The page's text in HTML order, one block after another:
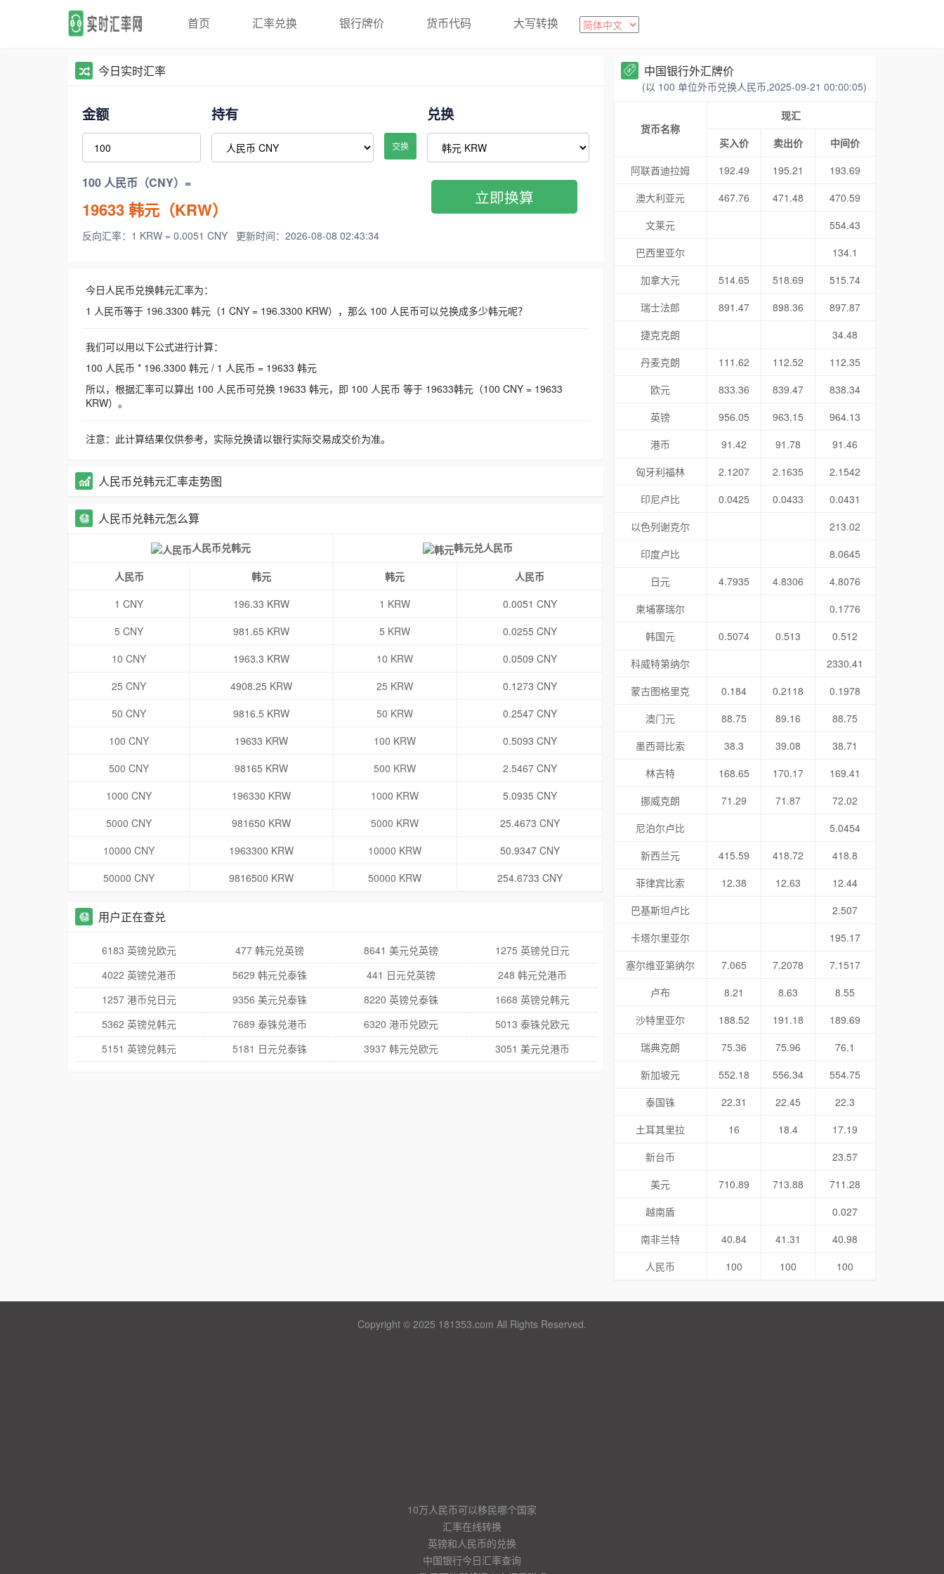
首页 汇率兑换 银行牌价 货币代码 大写转换
今日实时汇率
金额 持有
交换
兑换
100 人民币（CNY）=
19633韩元（KRW）
反向汇率：1 KRW = 0.0051 CNY 更新时间：2026-08-08 02:43:34
立即换算
今日人民币兑换韩元汇率为：
1 人民币等于 196.3300 韩元（1 CNY = 196.3300 KRW），那么 100 人民币可以兑换成多少韩元呢？
我们可以用以下公式进行计算：
100 人民币 * 196.3300 韩元 / 1 人民币 = 19633 韩元
所以，根据汇率可以算出 100 人民币可兑换 19633 韩元，即 100 人民币 等于 19633韩元（100 CNY = 19633
KRW）。
注意：此计算结果仅供参考，实际兑换请以银行实际交易成交价为准。
人民币兑韩元汇率走势图
人民币兑韩元怎么算
人民币兑韩元 韩元兑人民币
人民币 韩元 韩元
人民币
1 CNY
196.33 KRW 1 KRW
0.0051 CNY
5 CNY
981.65 KRW 5 KRW
0.0255 CNY
10 CNY
1963.3 KRW 10 KRW
0.0509 CNY
25 CNY
4908.25 KRW 25 KRW
0.1273 CNY
50 CNY
9816.5 KRW 50 KRW
0.2547 CNY
100 CNY
19633 KRW 100 KRW
0.5093 CNY
500 CNY
98165 KRW 500 KRW
2.5467 CNY
1000 CNY
196330 KRW 1000 KRW
5.0935 CNY
5000 CNY
981650 KRW 5000 KRW
25.4673 CNY
10000 CNY
1963300 KRW 10000 KRW
50.9347 CNY
50000 CNY
9816500 KRW 50000 KRW 254.6733 CNY
用户正在查兑
6183 英镑兑欧元 477 韩元兑英镑 8641 美元兑英镑
1275 英镑兑日元
4022 英镑兑港币
5629 韩元兑泰铢 441 日元兑英镑
248 韩元兑港币
1257 港币兑日元
9356 美元兑泰铢 8220 英镑兑泰铢
1668 英镑兑韩元
5362 英镑兑韩元
7689 泰铢兑港币 6320 港币兑欧元
5013 泰铢兑欧元
5151 英镑兑韩元
5181 日元兑泰铢 3937 韩元兑欧元 3051 美元兑港币
中国银行外汇牌价
(以 100 单位外币兑换人民币,2025-09-21 00:00:05)
货币名称
现汇
买入价
卖出价
中间价
阿联酋迪拉姆
192.49 195.21
193.69
澳大利亚元
467.76 471.48
470.59
文莱元
554.43
巴西里亚尔
134.1
加拿大元
514.65 518.69
515.74
瑞士法郎
891.47 898.36
897.87
捷克克朗
34.48
丹麦克朗
111.62 112.52
112.35
欧元
833.36 839.47
838.34
英镑
956.05 963.15
964.13
港币
91.42 91.78
91.46
匈牙利福林
2.1207 2.1635
2.1542
印尼卢比
0.0425 0.0433
0.0431
以色列谢克尔
213.02
印度卢比
8.0645
日元
4.7935 4.8306
4.8076
柬埔寨瑞尔
0.1776
韩国元
0.5074 0.513
0.512
科威特第纳尔
2330.41
蒙古图格里克
0.184 0.2118
0.1978
澳门元
88.75 89.16
88.75
墨西哥比索
38.3 39.08
38.71
林吉特
168.65 170.17
169.41
挪威克朗
71.29 71.87
72.02
尼泊尔卢比
5.0454
新西兰元
415.59 418.72
418.8
菲律宾比索
12.38 12.63
12.44
巴基斯坦卢比
2.507
卡塔尔里亚尔
195.17
塞尔维亚第纳尔
7.065 7.2078
7.1517
卢布
8.21 8.63
8.55
沙特里亚尔
188.52 191.18
189.69
瑞典克朗
75.36 75.96
76.1
新加坡元
552.18 556.34
554.75
泰国铢
22.31 22.45
22.3
土耳其里拉
16 18.4
17.19
新台币
23.57
美元
710.89 713.88
711.28
越南盾
0.027
南非兰特
40.84 41.31
40.98
人民币
100 100 100
Copyright © 2025 181353.com All Rights Reserved.
10万人民币可以移民哪个国家
汇率在线转换
英镑和人民币的兑换
中国银行今日汇率查询